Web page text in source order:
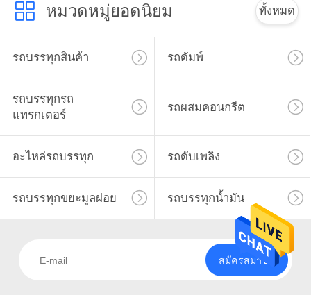
หมวดหมู่ยอดนิยม ทั้งหมด
รถบรรทุกสินค้า รถดัมพ์
รถบรรทุกรถ
แทรกเตอร์
รถผสมคอนกรีต
อะไหล่รถบรรทุก รถดับเพลิง
รถบรรทุกขยะมูลฝอย รถบรรทุกน้ำมัน
สมัครสมาชิก